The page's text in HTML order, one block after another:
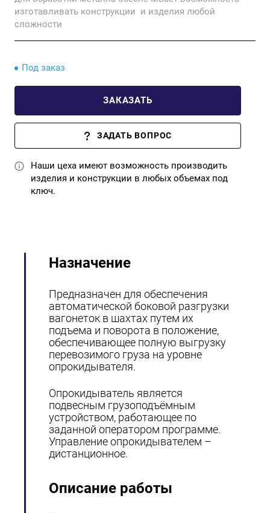
изготавливать конструкции и изделия любой
сложности
Под заказ
ЗАКАЗАТЬ
ЗАДАТЬ ВОПРОС
Наши цеха имеют возможность производить
изделия и конструкции в любых объемах под
ключ.
Назначение
Предназначен для обеспечения
автоматической боковой разгрузки
вагонеток в шахтах путем их
подъема и поворота в положение,
обеспечивающее полную выгрузку
перевозимого груза на уровне
опрокидывателя.
Опрокидыватель является
подвесным грузоподъёмным
устройством, работающее по
заданной оператором программе.
Управление опрокидывателем –
дистанционное.
Описание работы